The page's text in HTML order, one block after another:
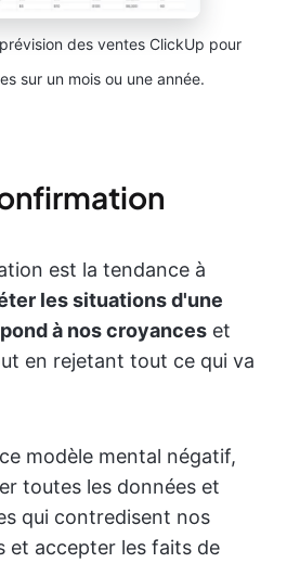
des ventes ClickUp pour
sur un mois ou une année.
est la tendance à
les situations d'une
à nos croyances et
en rejetant tout ce qui va
modèle mental négatif,
toutes les données et
qui contredisent nos
et accepter les faits de